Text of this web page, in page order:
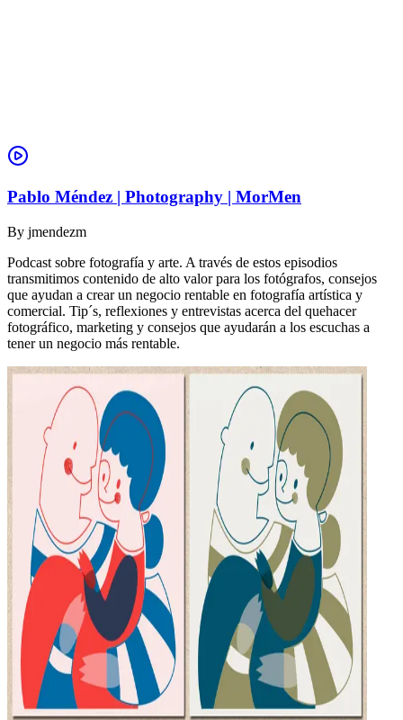
Pablo Méndez | Photography | MorMen
By jmendezm
Podcast sobre fotografía y arte. A través de estos episodios
transmitimos contenido de alto valor para los fotógrafos, consejos
que ayudan a crear un negocio rentable en fotografía artística y
comercial. Tip´s, reflexiones y entrevistas acerca del quehacer
fotográfico, marketing y consejos que ayudarán a los escuchas a
tener un negocio más rentable.